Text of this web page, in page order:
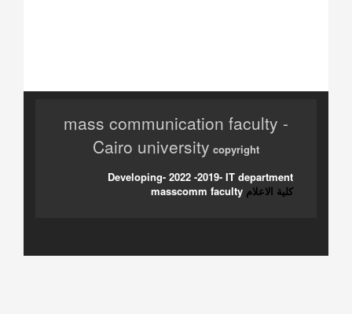
mass communication faculty -
Cairo university copyright
Developing- 2022 -2019- IT department
masscomm faculty كلية الاعلام